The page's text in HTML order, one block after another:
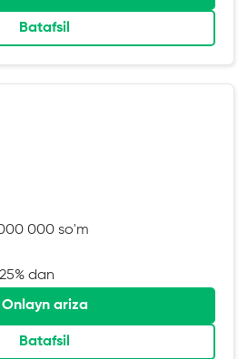
Batafsil
000 so'm
dan
Onlayn ariza
Batafsil